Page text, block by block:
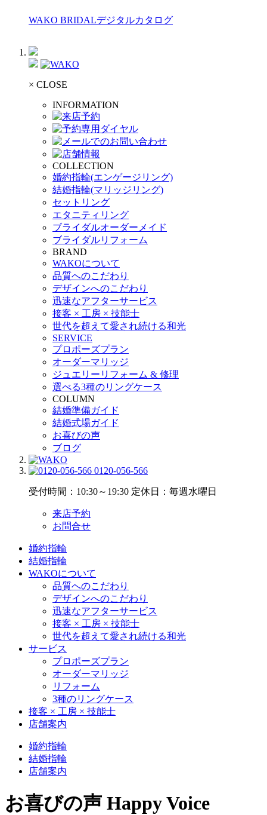
WAKO BRIDALデジタルカタログ
× CLOSE
INFORMATION
COLLECTION
婚約指輪(エンゲージリング)
結婚指輪(マリッジリング)
セットリング
エタニティリング
ブライダルオーダーメイド
ブライダルリフォーム
BRAND
WAKOについて
品質へのこだわり
デザインへのこだわり
迅速なアフターサービス
接客 × 工房 × 技能士
世代を超えて愛され続ける和光
SERVICE
プロポーズプラン
オーダーマリッジ
ジュエリーリフォーム & 修理
選べる3種のリングケース
COLUMN
結婚準備ガイド
結婚式場ガイド
お喜びの声
ブログ
0120-056-566
受付時間：10:30～19:30 定休日：毎週水曜日
来店予約
お問合せ
婚約指輪
結婚指輪
WAKOについて
品質へのこだわり
デザインへのこだわり
迅速なアフターサービス
接客 × 工房 × 技能士
世代を超えて愛され続ける和光
サービス
プロポーズプラン
オーダーマリッジ
リフォーム
3種のリングケース
接客 × 工房 × 技能士
店舗案内
婚約指輪
結婚指輪
店舗案内
お喜びの声 Happy Voice